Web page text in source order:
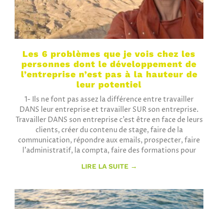
Les 6 problèmes que je vois chez les
personnes dont le développement de
l’entreprise n’est pas à la hauteur de
leur potentiel
1- Ils ne font pas assez la différence entre travailler
DANS leur entreprise et travailler SUR son entreprise.
Travailler DANS son entreprise c’est être en face de leurs
clients, créer du contenu de stage, faire de la
communication, répondre aux emails, prospecter, faire
l’administratif, la compta, faire des formations pour
LIRE LA SUITE →